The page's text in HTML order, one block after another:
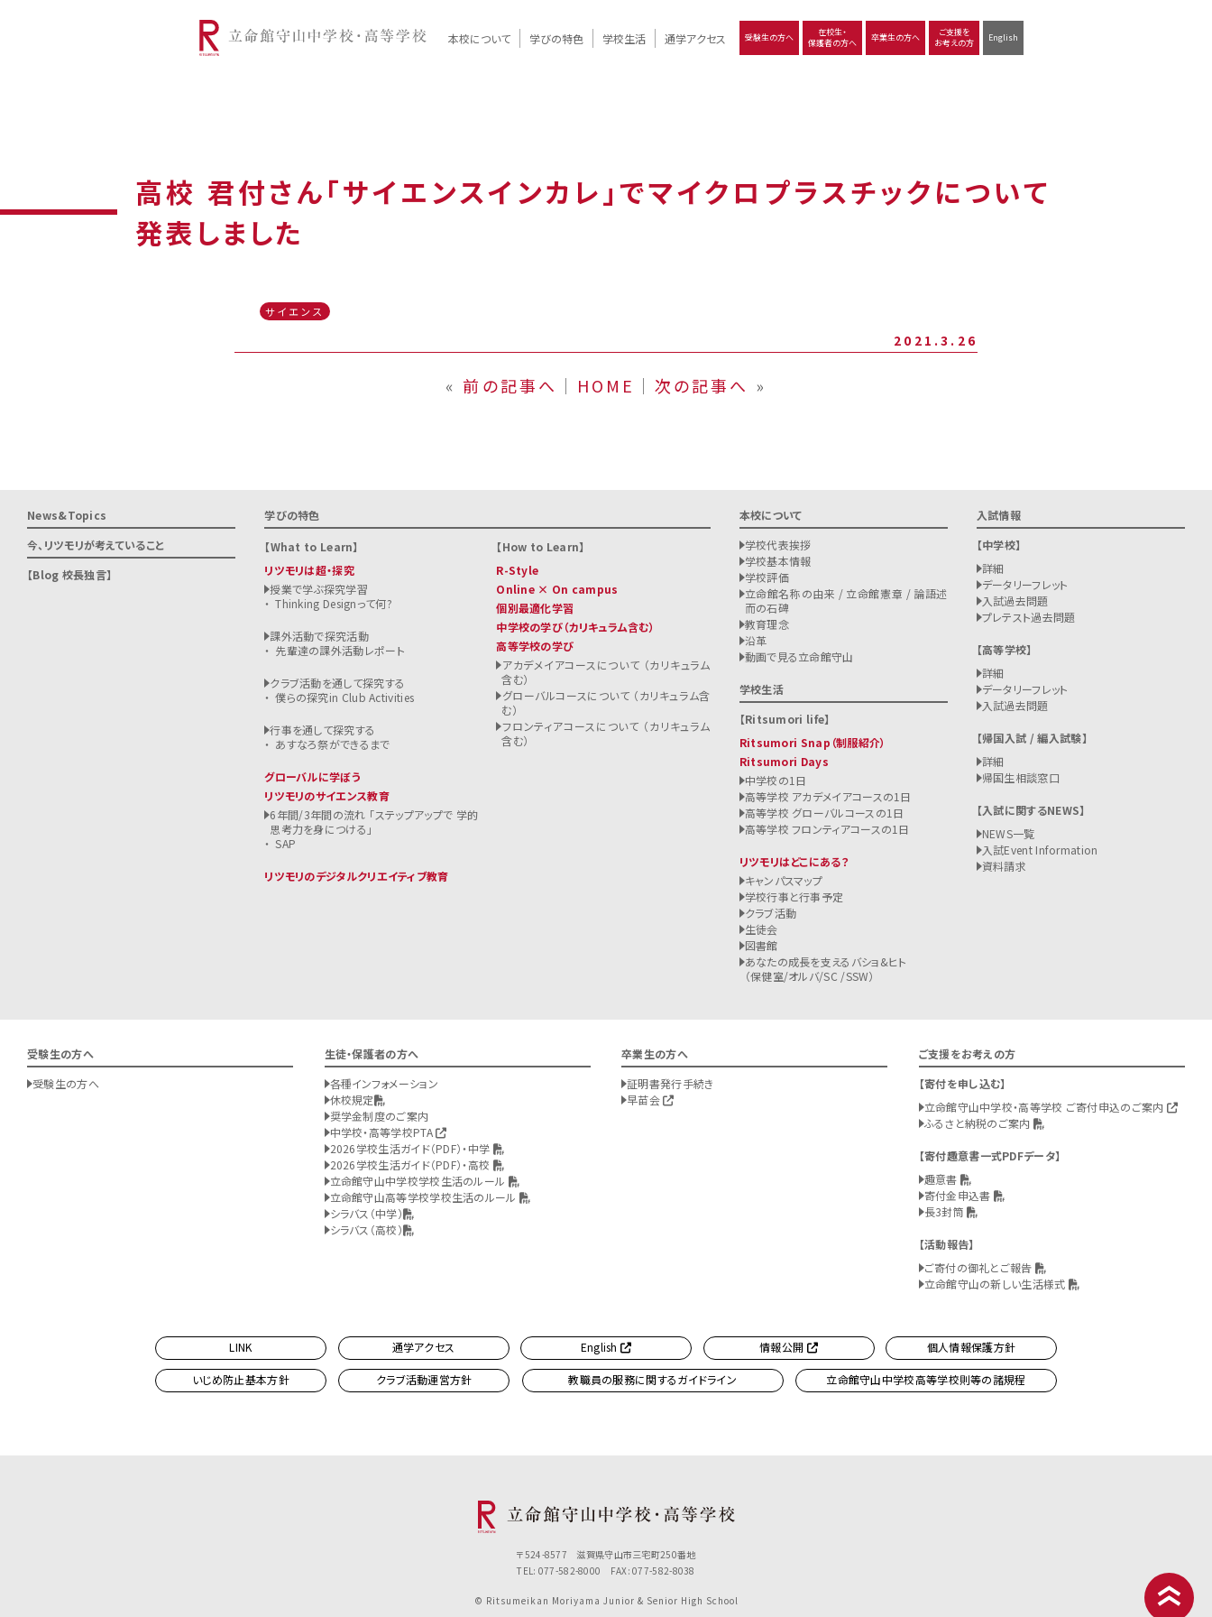
本校について 学びの特色 学校生活 通学アクセス 受験生の方へ
在校生・
保護者の方へ
卒業生の方へ
ご支援を
お考えの方
English
高校 君付さん「サイエンスインカレ」でマイクロプラスチックについて
発表しました
サイエンス
2021.3.26
« 前の記事へ │ HOME │ 次の記事へ »
News&Topics
今、リツモリが考えていること
Blog 校長独言
学びの特色
What to Learn
リツモリは超・探究
授業で学ぶ探究学習
Thinking Designって何?
課外活動で探究活動
先輩達の課外活動レポート
クラブ活動を通して探究する
僕らの探究in Club Activities
行事を通して探究する
あすなろ祭ができるまで
グローバルに学ぼう
リツモリのサイエンス教育
6年間/3年間の流れ 「ステップアップで 学的
思考力を身につける」
SAP
リツモリのデジタルクリエイティブ教育
How to Learn
R-Style
Online × On campus
個別最適化学習
中学校の学び（カリキュラム含む）
高等学校の学び
アカデメイアコースについて （カリキュラム
含む）
グローバルコースについて （カリキュラム含
む）
フロンティアコースについて （カリキュラム
含む）
本校について
学校代表挨拶
学校基本情報
学校評価
立命館名称の由来 / 立命館憲章 / 論語述
而の石碑
教育理念
沿革
動画で見る立命館守山
学校生活
Ritsumori life
Ritsumori Snap（制服紹介）
Ritsumori Days
中学校の1日
高等学校 アカデメイアコースの1日
高等学校 グローバルコースの1日
高等学校 フロンティアコースの1日
リツモリはどこにある？
キャンパスマップ
学校行事と行事予定
クラブ活動
生徒会
図書館
あなたの成長を支えるバショ&ヒト
（保健室/オルバ/SC /SSW）
入試情報
中学校
詳細
データリーフレット
入試過去問題
プレテスト過去問題
高等学校
詳細
データリーフレット
入試過去問題
帰国入試 / 編入試験
詳細
帰国生相談窓口
入試に関するNEWS
NEWS一覧
入試Event Information
資料請求
受験生の方へ
受験生の方へ
生徒・保護者の方へ
各種インフォメーション
休校規定
奨学金制度のご案内
中学校・高等学校PTA
2026学校生活ガイド（PDF）・中学
2026学校生活ガイド（PDF）・高校
立命館守山中学校学校生活のルール
立命館守山高等学校学校生活のルール
シラバス（中学）
シラバス（高校）
卒業生の方へ
証明書発行手続き
早苗会
ご支援をお考えの方
寄付を申し込む
立命館守山中学校・高等学校 ご寄付申込のご案内
ふるさと納税のご案内
寄付趣意書一式PDFデータ
趣意書
寄付金申込書
長3封筒
活動報告
ご寄付の御礼とご報告
立命館守山の新しい生活様式
LINK 通学アクセス English 情報公開 個人情報保護方針
いじめ防止基本方針 クラブ活動運営方針 教職員の服務に関するガイドライン 立命館守山中学校高等学校則等の諸規程
〒524-8577 滋賀県守山市三宅町250番地
TEL: 077-582-8000 FAX: 077-582-8038
© Ritsumeikan Moriyama Junior & Senior High School